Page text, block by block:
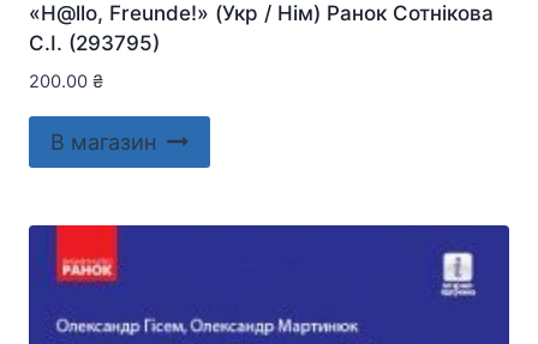
«H@llo, Freunde!» (Укр / Нім) Ранок Сотнікова
С.І. (293795)
200.00 ₴
В магазин